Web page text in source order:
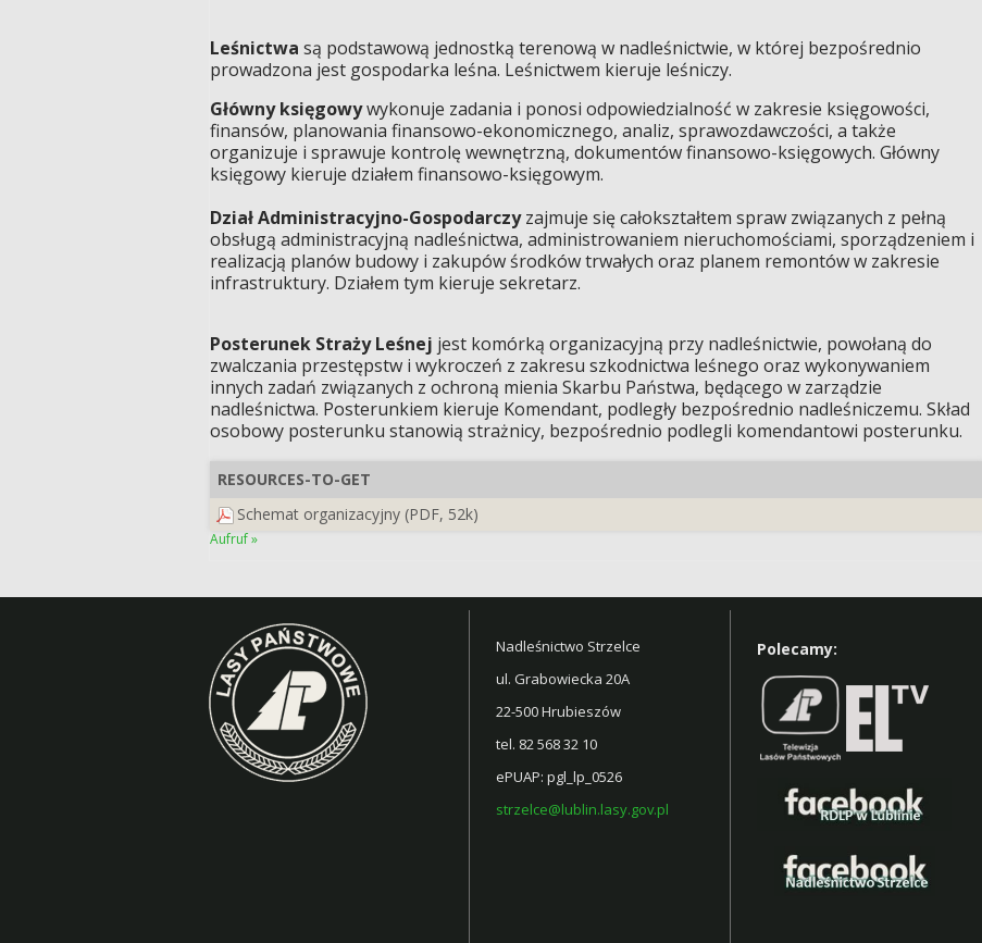
Leśnictwa są podstawową jednostką terenową w nadleśnictwie, w której bezpośrednio
prowadzona jest gospodarka leśna. Leśnictwem kieruje leśniczy.
Główny księgowywykonuje zadania i ponosi odpowiedzialność w zakresie księgowości,
finansów, planowania finansowo-ekonomicznego, analiz, sprawozdawczości, a także
organizuje i sprawuje kontrolę wewnętrzną, dokumentów finansowo-księgowych. Główny
księgowy kieruje działem finansowo-księgowym.
Dział Administracyjno-Gospodarczyzajmuje się całokształtem spraw związanych z pełną
obsługą administracyjną nadleśnictwa, administrowaniem nieruchomościami, sporządzeniem i
realizacją planów budowy i zakupów środków trwałych oraz planem remontów w zakresie
infrastruktury. Działem tym kieruje sekretarz.
Posterunek Straży Leśnej jest komórką organizacyjną przy nadleśnictwie, powołaną do
zwalczania przestępstw i wykroczeń z zakresu szkodnictwa leśnego oraz wykonywaniem
innych zadań związanych z ochroną mienia Skarbu Państwa, będącego w zarządzie
nadleśnictwa. Posterunkiem kieruje Komendant, podległy bezpośrednio nadleśniczemu. Skład
osobowy posterunku stanowią strażnicy, bezpośrednio podlegli komendantowi posterunku.
RESOURCES-TO-GET
Schemat organizacyjny (PDF, 52k)
Aufruf »
Nadleśnictwo Strzelce
ul. Grabowiecka 20A
22-500 Hrubieszów
tel. 82 568 32 10
ePUAP: pgl_lp_0526
strzelce@lublin.lasy.gov.pl
Polecamy: